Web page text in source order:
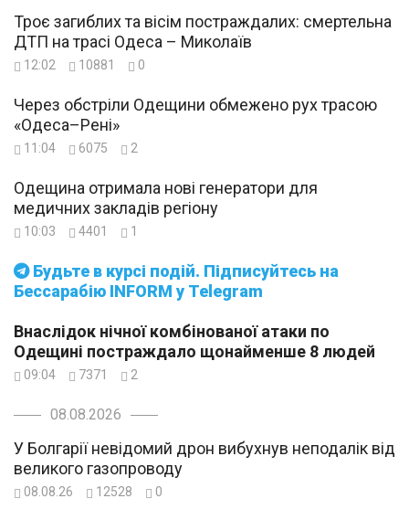
Будьте в курсі подій. Підписуйтесь на
Бессарабію INFORM у Telegram
Троє загиблих та вісім постраждалих: смертельна
ДТП на трасі Одеса – Миколаїв
12:02 10881 0
Через обстріли Одещини обмежено рух трасою
«Одеса–Рені»
11:04 6075 2
Одещина отримала нові генератори для
медичних закладів регіону
10:03 4401 1
Внаслідок нічної комбінованої атаки по
Одещині постраждало щонайменше 8 людей
09:04 7371 2
08.08.2026
У Болгарії невідомий дрон вибухнув неподалік від
великого газопроводу
08.08.26 12528 0